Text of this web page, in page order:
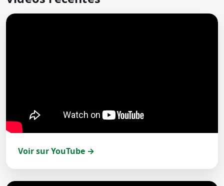
Voir sur YouTube →